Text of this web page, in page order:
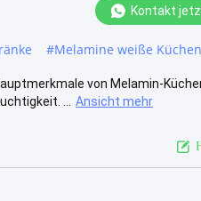
Kontakt
#Melamine weiße
von Melamin-
...
Ansicht mehr